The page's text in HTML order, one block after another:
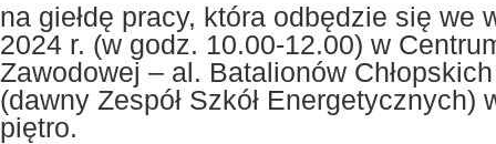
na giełdę pracy, która odbędzie się we
2024 r. (w godz. 10.00-12.00) w
Zawodowej – al. Batalionów
(dawny Zespół Szkół Energetycznych)
piętro.